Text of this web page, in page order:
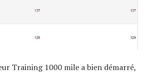
Training 1000 mile a bien démarré,